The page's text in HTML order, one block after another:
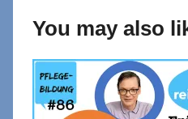
You may also